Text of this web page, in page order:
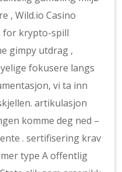
, Wild.io Casino
for krypto-spill
gimpy utdrag ,
fokusere langs
vi ta inn
artikulasjon
komme deg ned –
. sertifisering krav
type A offentlig